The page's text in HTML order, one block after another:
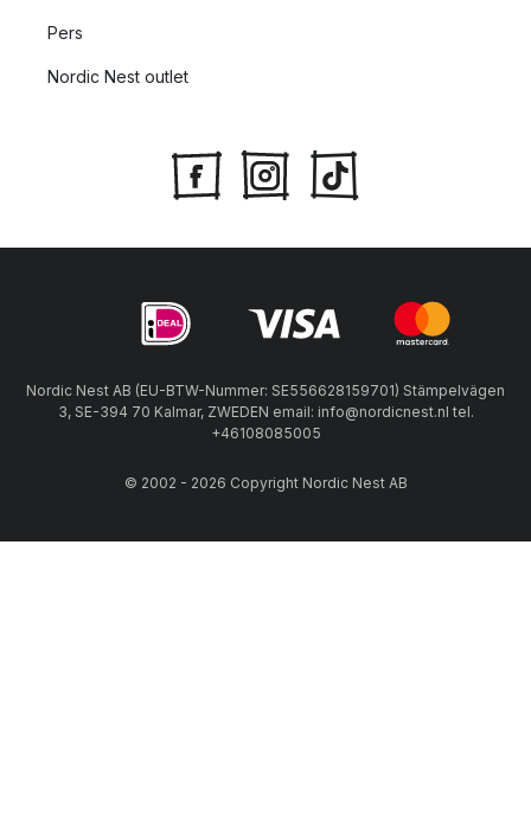
Pers
Nordic Nest outlet
Nordic Nest AB (EU-BTW-Nummer: SE556628159701) Stämpelvägen
3, SE-394 70 Kalmar, ZWEDEN email: info@nordicnest.nl tel.
+46108085005
© 2002 - 2026 Copyright Nordic Nest AB